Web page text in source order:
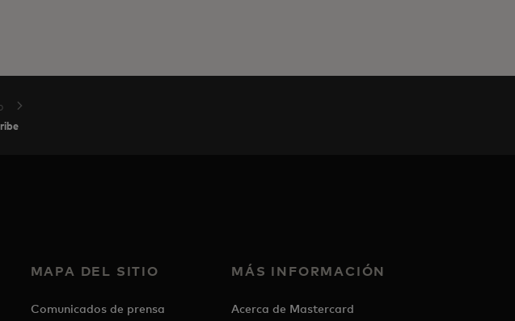
MAPA DEL SITIO
Comunicados de prensa
MÁS INFORMACIÓN
Acerca de Mastercard